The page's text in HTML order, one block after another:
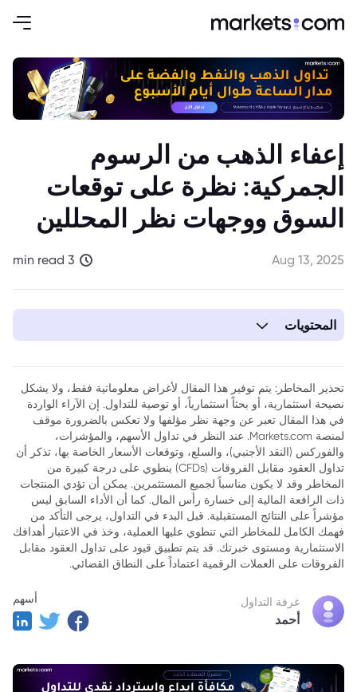
إعفاء الذهب من الرسوم
الجمركية: نظرة على توقعات
السوق ووجهات نظر المحللين
Aug 13, 2025
3 min read
المحتويات
تحذير المخاطر: يتم توفير هذا المقال لأغراض معلوماتية فقط، ولا يشكل
نصيحة استثمارية، أو بحثاً استثمارياً، أو توصية للتداول. إن الآراء الواردة
في هذا المقال تعبر عن وجهة نظر مؤلفها ولا تعكس بالضرورة موقف
لمنصة Markets.com. عند النظر في تداول الأسهم، والمؤشرات،
والفوركس (النقد الأجنبي)، والسلع، وتوقعات الأسعار الخاصة بها، تذكر أن
تداول العقود مقابل الفروقات (CFDs) ينطوي على درجة كبيرة من
المخاطر وقد لا يكون مناسباً لجميع المستثمرين. يمكن أن تؤدي المنتجات
ذات الرافعة المالية إلى خسارة رأس المال. كما أن الأداء السابق ليس
مؤشراً على النتائج المستقبلية. قبل البدء في التداول، يرجى التأكد من
فهمك الكامل للمخاطر التي تنطوي عليها العملية، وخذ في الاعتبار أهدافك
الاستثمارية ومستوى خبرتك. قد يتم تطبيق قيود على تداول العقود مقابل
الفروقات على العملات الرقمية اعتماداً على النطاق القضائي.
غرفة التداول
أحمد
أسهم